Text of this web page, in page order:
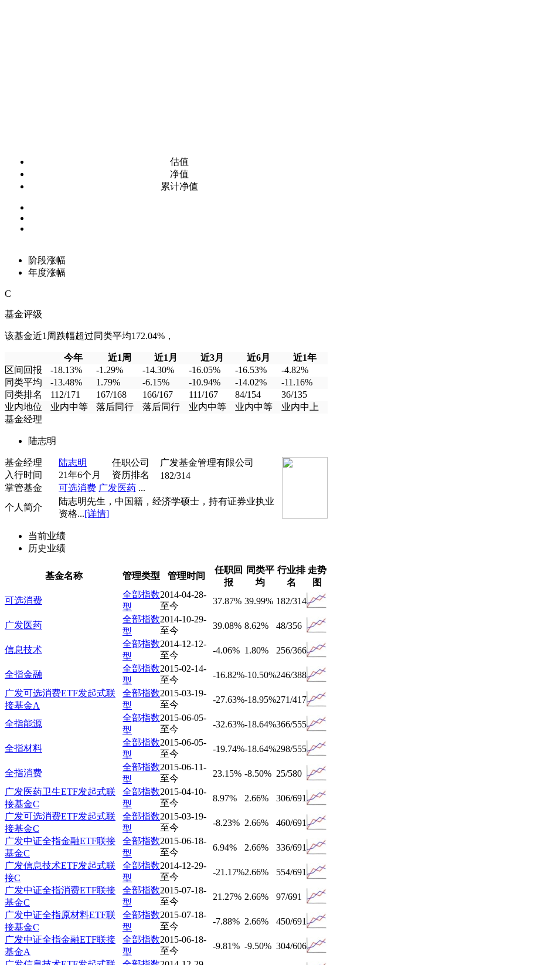
估值
净值
累计净值
阶段涨幅
年度涨幅
C
基金评级
该基金近1周跌幅超过同类平均172.04%，
今年 近1周 近1月 近3月 近6月
近1年
区间回报
-18.13% -1.29% -14.30% -16.05% -16.53%
-4.82%
同类平均
-13.48% 1.79% -6.15% -10.94% -14.02%
-11.16%
同类排名
112/171 167/168 166/167 111/167 84/154
36/135
业内地位
业内中等 落后同行 落后同行 业内中等 业内中等
业内中上
基金经理
陆志明
基金经理 陆志明 任职公司
广发基金管理有限公司
入行时间
21年6个月 资历排名
182/314
掌管基金
可选消费 广发医药 ...
个人简介
陆志明先生，中国籍，经济学硕士，持有证券业执业
资格...[详情]
当前业绩
历史业绩
基金名称 管理类型 管理时间
任职回
报
同类平
均
行业排
名
走势
图
可选消费
全部指数
型
2014-04-28-
至今
37.87% 39.99% 182/314
广发医药
全部指数
型
2014-10-29-
至今
39.08% 8.62% 48/356
信息技术
全部指数
型
2014-12-12-
至今
-4.06% 1.80% 256/366
全指金融
全部指数
型
2015-02-14-
至今
-16.82%-10.50%246/388
广发可选消费ETF发起式联
接基金A
全部指数
型
2015-03-19-
至今
-27.63%-18.95%271/417
全指能源
全部指数
型
2015-06-05-
至今
-32.63%-18.64%366/555
全指材料
全部指数
型
2015-06-05-
至今
-19.74%-18.64%298/555
全指消费
全部指数
型
2015-06-11-
至今
23.15% -8.50% 25/580
广发医药卫生ETF发起式联
接基金C
全部指数
型
2015-04-10-
至今
8.97% 2.66%
306/691
广发可选消费ETF发起式联
接基金C
全部指数
型
2015-03-19-
至今
-8.23% 2.66%
460/691
广发中证全指金融ETF联接
基金C
全部指数
型
2015-06-18-
至今
6.94% 2.66%
336/691
广发信息技术ETF发起式联
接C
全部指数
型
2014-12-29-
至今
-21.17%2.66%
554/691
广发中证全指消费ETF联接
基金C
全部指数
型
2015-07-18-
至今
21.27% 2.66%
97/691
广发中证全指原材料ETF联
接基金C
全部指数
型
2015-07-18-
至今
-7.88% 2.66%
450/691
广发中证全指金融ETF联接
基金A
全部指数
型
2015-06-18-
至今
-9.81% -9.50% 304/606